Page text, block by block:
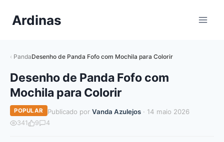
paraArdinas
PandaDesenho de Panda Fofo com Mochila para Colorir
Desenho de Panda Fofo com
Mochila para Colorir
POPULAR Publicado por Vanda Azulejos· 14 maio 2026
341 9 4